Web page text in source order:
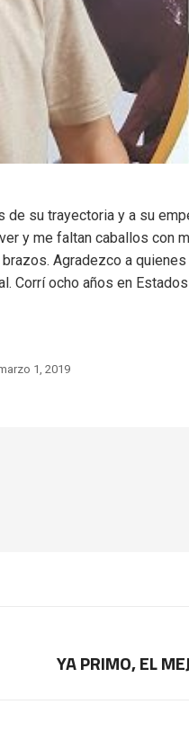
su trayectoria y a su
y me faltan caballos con
Agradezco a
Corrí ocho años en
1, 2019
YA PRIMO, EL